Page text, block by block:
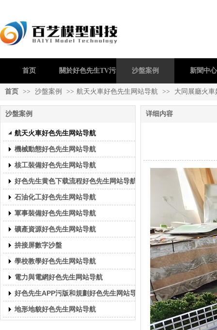
首页 關於好色先生TV污 沙盤案例 新聞中心
首页 >> 沙盤案例 >> 航天火車好色先生网站导航 >> 大同展廳火
沙盤案例
航天火車好色先生网站导航
機械動態好色先生网站导航
核工裝備好色先生网站导航
好色先生黄色下载流程好色先生网站导航
石油化工好色先生网站导航
軍事裝備好色先生网站导航
礦產資源好色先生网站导航
拚接屏數字沙盤
學校教學好色先生网站导航
電力與電網好色先生网站导航
好色先生APP污版和規劃好色先生网站导航
地形地貌好色先生网站导航
详细内容